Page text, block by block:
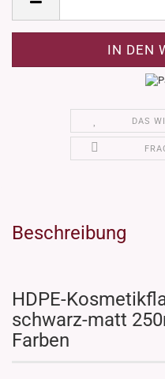
DAS
Beschreibung
HDPE-
schwarz-matt
Farben